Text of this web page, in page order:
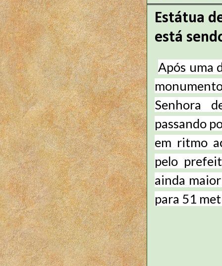
Estátua
está
Após uma
Senhora
passando
em ritmo
pelo
ainda
para 51